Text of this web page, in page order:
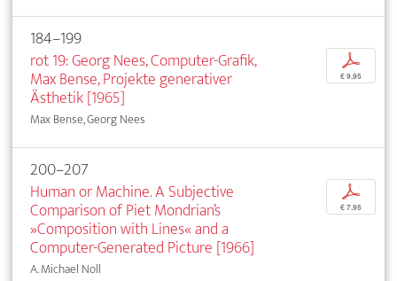
184–199
rot 19: Georg Nees, Computer-Grafik,
Max Bense, Projekte generativer
Ästhetik [1965]
Max Bense, Georg Nees
p
€ 9,95
200–207
Human or Machine. A Subjective
Comparison of Piet Mondrian’s
»Composition with Lines« and a
Computer-Generated Picture [1966]
A. Michael Noll
p
€ 7,95